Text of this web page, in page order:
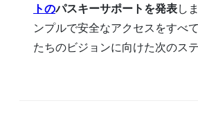
トのパスキーサポートを発表し
ンプルで安全なアクセスをすべ
たちのビジョンに向けた次のステ